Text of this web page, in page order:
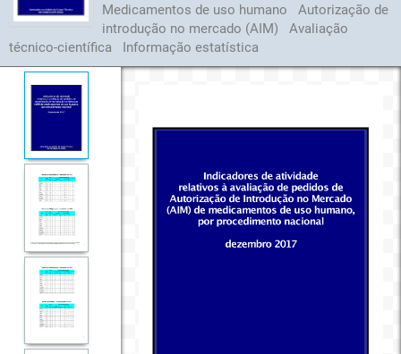
Medicamentos de uso humano
Autorização de
introdução no mercado (AIM)
Avaliação
técnico-científica
Informação estatística